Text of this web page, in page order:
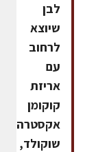
לבן
שיוצא
לרחוב
עם
אריזת
קוקומן
אקסטרה
שוקולד,